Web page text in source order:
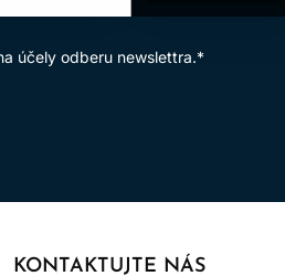
účely odberu newslettra.*
KONTAKTUJTE NÁS